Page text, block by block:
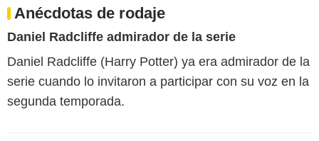
Anécdotas de rodaje
Daniel Radcliffe admirador de la serie
Daniel Radcliffe (Harry Potter) ya era admirador de la
serie cuando lo invitaron a participar con su voz en la
segunda temporada.